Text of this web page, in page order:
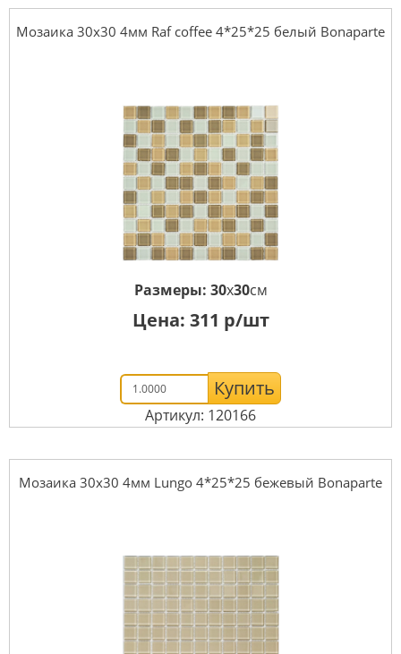
Мозаика 30x30 4мм Raf coffee 4*25*25 белый Bonaparte
Размеры: 30x30см
Цена: 311 р/шт
Купить
Артикул: 120166
Мозаика 30x30 4мм Lungo 4*25*25 бежевый Bonaparte